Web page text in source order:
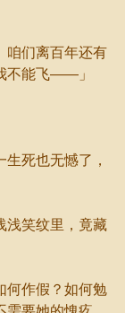
们离百年还有
不能飞——」
死也无憾了，
笑纹里，竟藏
作假？如何勉